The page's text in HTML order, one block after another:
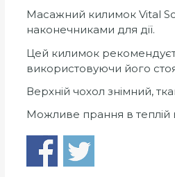
Масажний килимок Vital
наконечниками для дії.
Цей килимок
використовуючи його
Верхній чохол знімний,
Можливе прання в теплій